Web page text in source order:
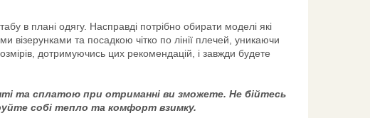
в плані одягу. Насправді потрібно обирати моделі які
візерунками та посадкою чітко по лінії плечей, уникаючи
дотримуючись цих рекомендацій, і завжди будете
та сплатою при отриманні ви зможете. Не бійтесь
собі тепло та комфорт взимку.